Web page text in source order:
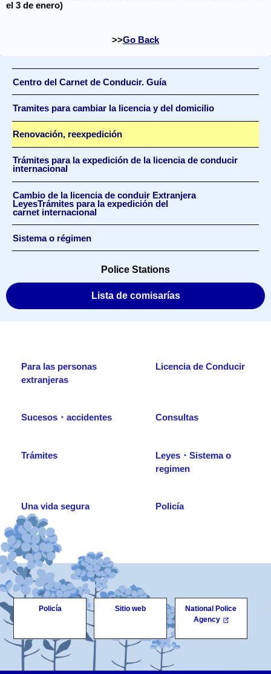
el 3 de enero)
Go Back
Centro del Carnet de Conducir. Guía
Tramites para cambiar la licencia y del domicilio
Renovación, reexpedición
Trámites para la expedición de la licencia de conducir
internacional
Cambio de la licencia de conduir Extranjera
LeyesTrámites para la expedición del
carnet internacional
Sistema o régimen
Police Stations
Lista de comisarías
Para las personas
extranjeras
Licencia de Conducir
Sucesos・accidentes Consultas
Trámites
Leyes・Sistema o
regimen
Una vida segura Policía
Policía Sitio web
National Police
Agency